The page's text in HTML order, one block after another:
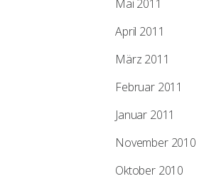
Mai 2011
April 2011
März 2011
Februar 2011
Januar 2011
November 2010
Oktober 2010